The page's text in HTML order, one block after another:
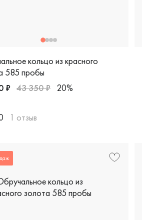
кольцо из красного
585 пробы
₽ 43 350 ₽ 20%
1 отзыв